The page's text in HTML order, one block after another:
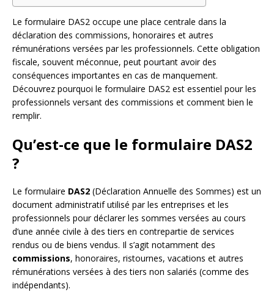
Le formulaire DAS2 occupe une place centrale dans la
déclaration des commissions, honoraires et autres
rémunérations versées par les professionnels. Cette obligation
fiscale, souvent méconnue, peut pourtant avoir des
conséquences importantes en cas de manquement.
Découvrez pourquoi le formulaire DAS2 est essentiel pour les
professionnels versant des commissions et comment bien le
remplir.
Qu’est-ce que le formulaire DAS2
?
Le formulaire DAS2 (Déclaration Annuelle des Sommes) est un
document administratif utilisé par les entreprises et les
professionnels pour déclarer les sommes versées au cours
d’une année civile à des tiers en contrepartie de services
rendus ou de biens vendus. Il s’agit notamment des
commissions, honoraires, ristournes, vacations et autres
rémunérations versées à des tiers non salariés (comme des
indépendants).